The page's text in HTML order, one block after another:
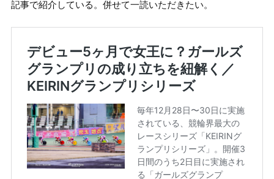
記事で紹介している。併せて一読いただきたい。